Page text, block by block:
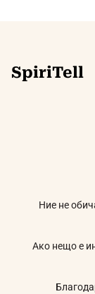
SpiriTell
Ние не
Ако нещо е